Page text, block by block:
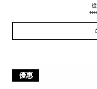
從
優惠